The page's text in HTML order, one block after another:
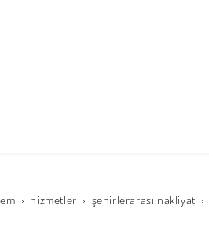
hi̇zmetler şehirlerarası nakliyat